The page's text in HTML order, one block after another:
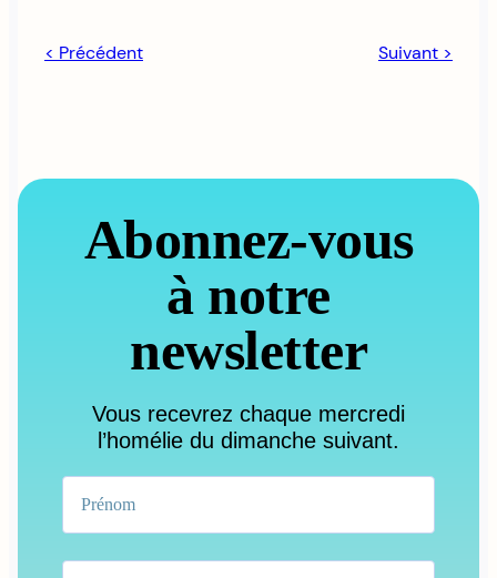
< Précédent Suivant >
Abonnez-vous
à notre
newsletter
Vous recevrez chaque mercredi
l’homélie du dimanche suivant.